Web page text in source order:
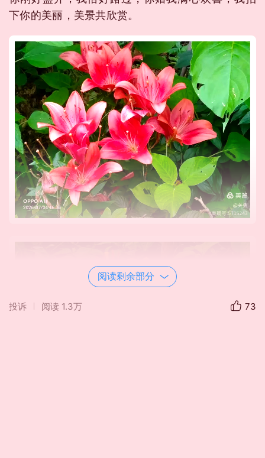
下你的美丽，美景共欣赏。
阅读剩余部分
投诉 阅读 1.3万 73